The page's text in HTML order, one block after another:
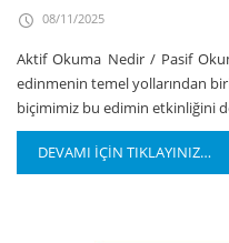
08/11/2025
Aktif Okuma Nedir / Pasif
edinmenin temel yollarından
biçimimiz bu edimin etkinliğini
DEVAMI İÇİN TIKLAYINIZ…